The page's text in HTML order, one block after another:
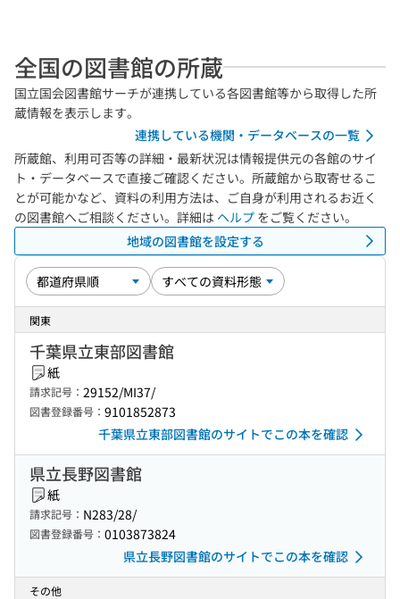
全国の図書館の所蔵
国立国会図書館サーチが連携している各図書館等から取得した所
蔵情報を表示します。
連携している機関・データベースの一覧
所蔵館、利用可否等の詳細・最新状況は情報提供元の各館のサイ
ト・データベースで直接ご確認ください。所蔵館から取寄せるこ
とが可能かなど、資料の利用方法は、ご自身が利用されるお近く
の図書館へご相談ください。詳細は ヘルプ をご覧ください。
地域の図書館を設定する
関東
千葉県立東部図書館
紙
請求記号： 29152/MI37/
図書登録番号： 9101852873
千葉県立東部図書館のサイトでこの本を確認
県立長野図書館
紙
請求記号： N283/28/
図書登録番号： 0103873824
県立長野図書館のサイトでこの本を確認
その他